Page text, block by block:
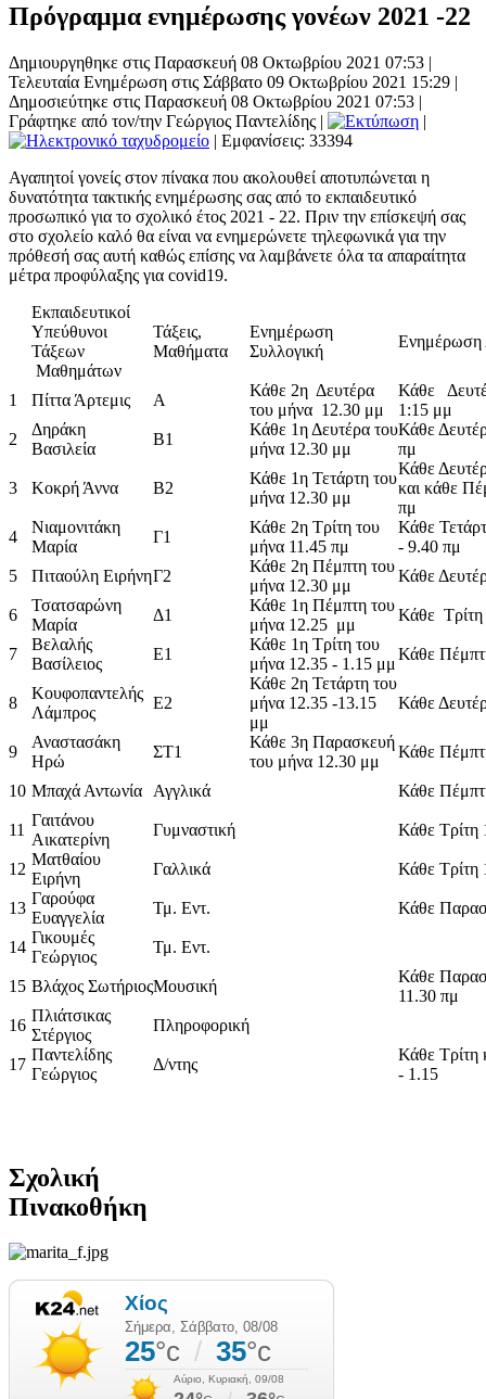
Πρόγραμμα ενημέρωσης γονέων 2021 -22
Δημιουργηθηκε στις Παρασκευή 08 Οκτωβρίου 2021 07:53 |
Τελευταία Ενημέρωση στις Σάββατο 09 Οκτωβρίου 2021 15:29 |
Δημοσιεύτηκε στις Παρασκευή 08 Οκτωβρίου 2021 07:53 |
Γράφτηκε από τον/την Γεώργιος Παντελίδης |
|
| Εμφανίσεις: 33394
Αγαπητοί γονείς στον πίνακα που ακολουθεί αποτυπώνεται η
δυνατότητα τακτικής ενημέρωσης σας από το εκπαιδευτικό
προσωπικό για το σχολικό έτος 2021 - 22. Πριν την επίσκεψή σας
στο σχολείο καλό θα είναι να ενημερώνετε τηλεφωνικά για την
πρόθεσή σας αυτή καθώς επίσης να λαμβάνετε όλα τα απαραίτητα
μέτρα προφύλαξης για covid19.
Εκπαιδευτικοί
Υπεύθυνοι
Τάξεων
Μαθημάτων
Τάξεις,
Μαθήματα
Ενημέρωση
Συλλογική
Ενημέρωση
1 Πίττα Άρτεμις Α
Κάθε 2η Δευτέρα
του μήνα 12.30 μμ
Κάθε
1:15 μμ
2
Δηράκη
Βασιλεία
Β1
Κάθε 1η Δευτέρα του
μήνα 12.30 μμ
Κάθε
πμ
3 Κοκρή Άννα Β2
Κάθε 1η Τετάρτη του
μήνα 12.30 μμ
Κάθε
και κάθε
πμ
4
Νιαμονιτάκη
Μαρία
Γ1
Κάθε 2η Τρίτη του
μήνα 11.45 πμ
Κάθε
- 9.40 πμ
5
Πιταούλη ΕιρήνηΓ2
Κάθε 2η Πέμπτη του
μήνα 12.30 μμ
Κάθε
6
Τσατσαρώνη
Μαρία
Δ1
Κάθε 1η Πέμπτη του
μήνα 12.25 μμ
Κάθε
7
Βελαλής
Βασίλειος
E1
Κάθε 1η Τρίτη του
μήνα 12.35 - 1.15 μμ
Κάθε
8
Κουφοπαντελής
Λάμπρος
Ε2
Κάθε 2η Τετάρτη του
μήνα 12.35 -13.15
μμ
Κάθε
9
Αναστασάκη
Ηρώ
ΣΤ1
Κάθε 3η Παρασκευή
του μήνα 12.30 μμ
Κάθε
10 Μπαχά Αντωνία Αγγλικά Κάθε
11
Γαιτάνου
Αικατερίνη
Γυμναστική Κάθε Τρίτη
12
Ματθαίου
Ειρήνη
Γαλλικά Κάθε Τρίτη
13
Γαρούφα
Ευαγγελία
Τμ. Εντ. Κάθε
14
Γικουμές
Γεώργιος
Τμ. Εντ.
15 Βλάχος ΣωτήριοςΜουσική
Κάθε
11.30 πμ
16
Πλιάτσικας
Στέργιος
Πληροφορική
17
Παντελίδης
Γεώργιος
Δ/ντης
Κάθε Τρίτη
- 1.15
Σχολική
Πινακοθήκη